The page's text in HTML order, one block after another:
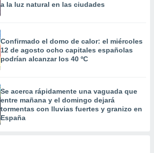
a la luz natural en las ciudades
Confirmado el domo de calor: el miércoles
12 de agosto ocho capitales españolas
podrían alcanzar los 40 ºC
Se acerca rápidamente una vaguada que
entre mañana y el domingo dejará
tormentas con lluvias fuertes y granizo en
España